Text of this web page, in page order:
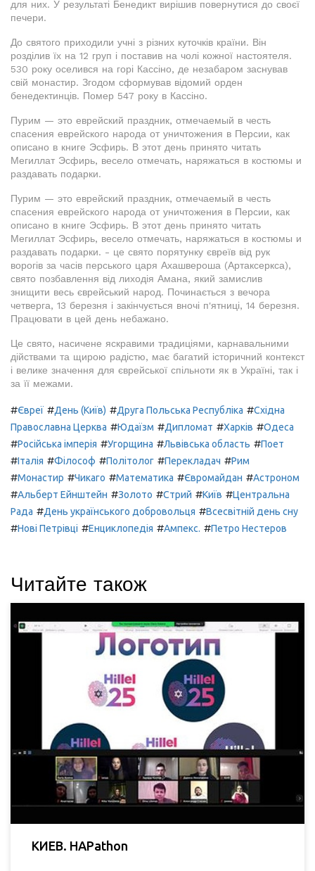
для них. У результаті Бенедикт вирішив повернутися до своєї
печери.
До святого приходили учні з різних куточків країни. Він
розділив їх на 12 груп і поставив на чолі кожної настоятеля.
530 року оселився на горі Кассіно, де незабаром заснував
свій монастир. Згодом сформував відомий орден
бенедектинців. Помер 547 року в Кассіно.
Пурим — это еврейский праздник, отмечаемый в честь
спасения еврейского народа от уничтожения в Персии, как
описано в книге Эсфирь. В этот день принято читать
Мегиллат Эсфирь, весело отмечать, наряжаться в костюмы и
раздавать подарки.
Пурим — это еврейский праздник, отмечаемый в честь
спасения еврейского народа от уничтожения в Персии, как
описано в книге Эсфирь. В этот день принято читать
Мегиллат Эсфирь, весело отмечать, наряжаться в костюмы и
раздавать подарки. - це свято порятунку євреїв від рук
ворогів за часів перського царя Ахашвероша (Артаксеркса),
свято позбавлення від лиходія Амана, який замислив
знищити весь єврейський народ. Починається з вечора
четверга, 13 березня і закінчується вночі п'ятниці, 14 березня.
Працювати в цей день небажано.
Це свято, насичене яскравими традиціями, карнавальними
дійствами та щирою радістю, має багатий історичний контекст
і велике значення для єврейської спільноти як в Україні, так і
за її межами.
#Євреї #День (Київ) #Друга Польська Республіка #Східна
Православна Церква #Юдаїзм #Дипломат #Харків #Одеса
#Російська імперія #Угорщина #Львівська область #Поет
#Італія #Філософ #Політолог #Перекладач #Рим
#Монастир #Чикаго #Математика #Євромайдан #Астроном
#Альберт Ейнштейн #Золото #Стрий #Київ #Центральна
Рада #День українського добровольця #Всесвітній день сну
#Нові Петрівці #Енциклопедія #Ампекс. #Петро Нестеров
Читайте також
КИЕВ. HAPathon